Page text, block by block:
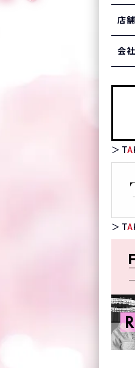
店
会
＞ TA
＞ TA